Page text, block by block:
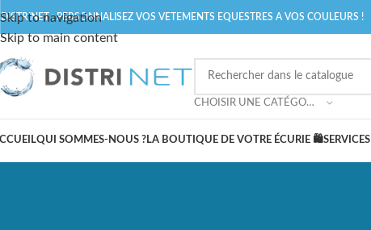
Skip to navigation
Skip to main content
DISTRINET: PERSONNALISEZ VOS VETEMENTS EQUESTRES A VOS COULEURS !
CHOISIR UNE CATÉGORIE
QUI SOMMES-NOUS ?LA BOUTIQUE DE VOTRE ÉCURIE 🛍️SERVICES